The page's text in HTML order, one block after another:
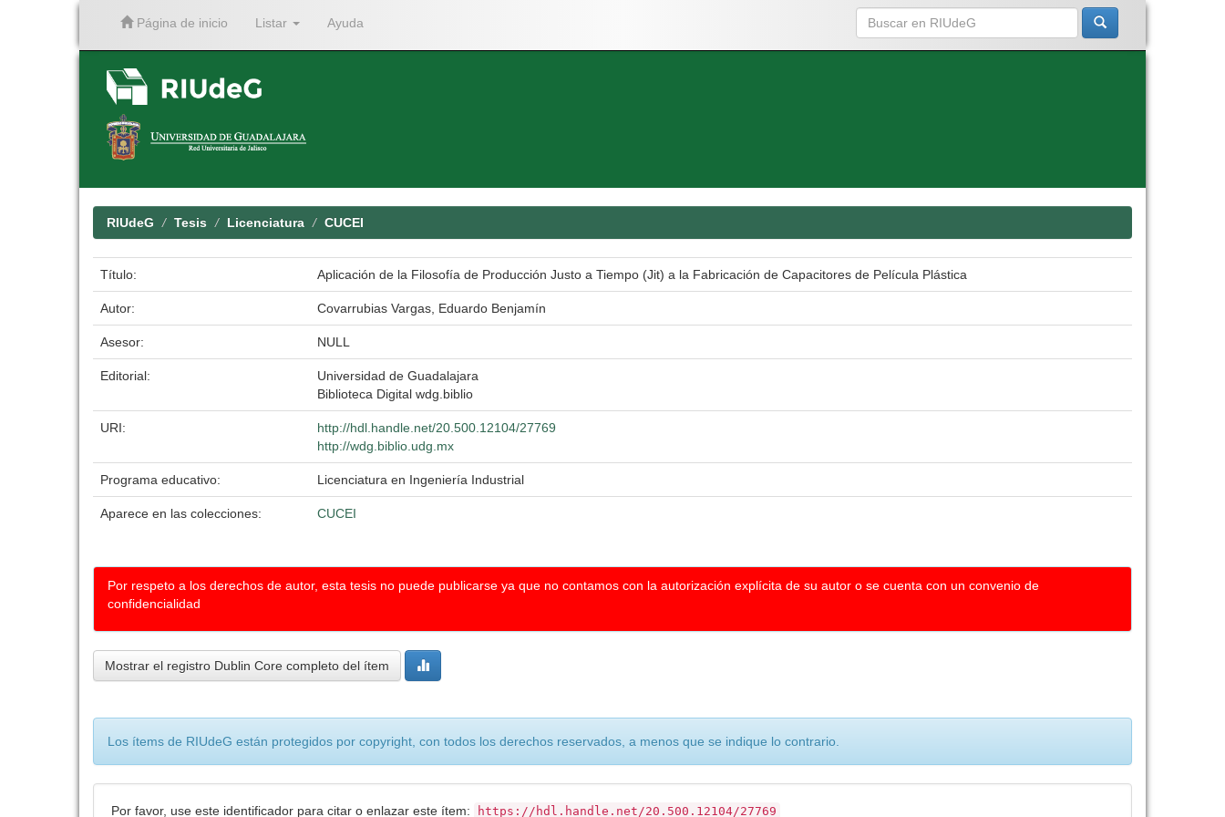
Página de inicio Listar Ayuda
RIUdeG Tesis Licenciatura CUCEI
Título: Aplicación de la Filosofía de Producción Justo a Tiempo (Jit) a la Fabricación de Capacitores de Película Plástica
Autor: Covarrubias Vargas, Eduardo Benjamín
Asesor: NULL
Editorial:
Universidad de Guadalajara
Biblioteca Digital wdg.biblio
URI:
http://hdl.handle.net/20.500.12104/27769
http://wdg.biblio.udg.mx
Programa educativo: Licenciatura en Ingeniería Industrial
Aparece en las colecciones: CUCEI
Por respeto a los derechos de autor, esta tesis no puede publicarse ya que no contamos con la autorización explícita de su autor o se cuenta con un convenio de
confidencialidad
Mostrar el registro Dublin Core completo del ítem
Los ítems de RIUdeG están protegidos por copyright, con todos los derechos reservados, a menos que se indique lo contrario.
Por favor, use este identificador para citar o enlazar este ítem: https://hdl.handle.net/20.500.12104/27769